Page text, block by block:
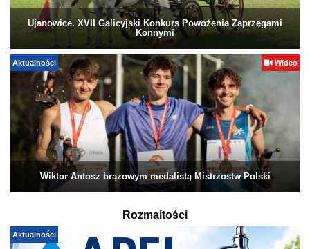
Ujanowice. XVII Galicyjski Konkurs Powożenia Zaprzęgami
Konnymi
Aktualności Wideo
Wiktor Antosz brązowym medalistą Mistrzostw Polski
Rozmaitości
Aktualności